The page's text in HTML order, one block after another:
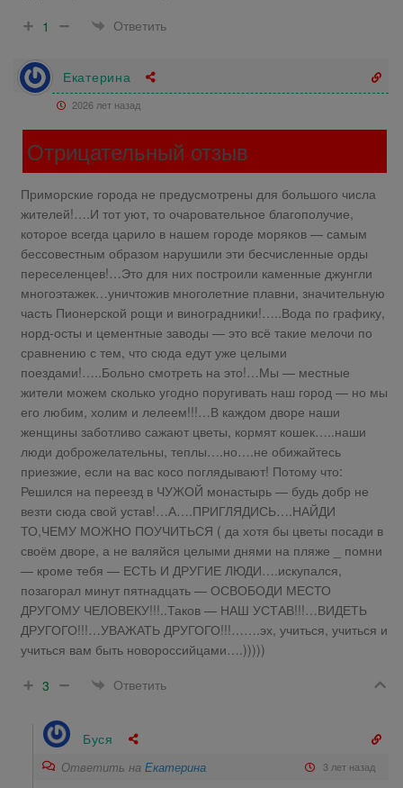
1
Ответить
Екатерина
2026 лет назад
Отрицательный отзыв
Приморские города не предусмотрены для большого числа
жителей!….И тот уют, то очаровательное благополучие,
которое всегда царило в нашем городе моряков — самым
бессовестным образом нарушили эти бесчисленные орды
переселенцев!…Это для них построили каменные джунгли
многоэтажек…уничтожив многолетние плавни, значительную
часть Пионерской рощи и виноградники!…..Вода по графику,
норд-осты и цементные заводы — это всё такие мелочи по
сравнению с тем, что сюда едут уже целыми
поездами!…..Больно смотреть на это!…Мы — местные
жители можем сколько угодно поругивать наш город — но мы
его любим, холим и лелеем!!!…В каждом дворе наши
женщины заботливо сажают цветы, кормят кошек…..наши
люди доброжелательны, теплы….но….не обижайтесь
приезжие, если на вас косо поглядывают! Потому что:
Решился на переезд в ЧУЖОЙ монастырь — будь добр не
везти сюда свой устав!…А….ПРИГЛЯДИСЬ….НАЙДИ
ТО,ЧЕМУ МОЖНО ПОУЧИТЬСЯ ( да хотя бы цветы посади в
своём дворе, а не валяйся целыми днями на пляже _ помни
— кроме тебя — ЕСТЬ И ДРУГИЕ ЛЮДИ….искупался,
позагорал минут пятнадцать — ОСВОБОДИ МЕСТО
ДРУГОМУ ЧЕЛОВЕКУ!!!..Таков — НАШ УСТАВ!!!…ВИДЕТЬ
ДРУГОГО!!!…УВАЖАТЬ ДРУГОГО!!!…….эх, учиться, учиться и
учиться вам быть новороссийцами….)))))
3
Ответить
Буся
Ответить на Екатерина 3 лет назад